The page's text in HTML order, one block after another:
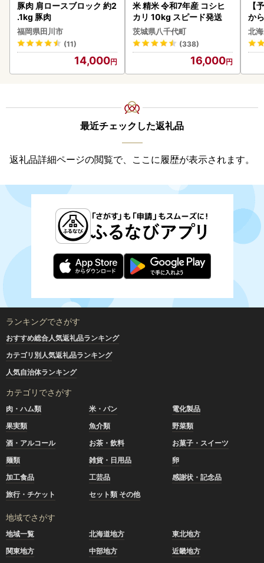
豚肉 肩ロースブロック 約2
.1kg 豚肉
福岡県田川市
(11)
14,000
米 精米 令和7年産 コシヒ
カリ 10kg スピード発送
茨城県八千代町
(338)
16,000
【
か
ら
g (
)【
北
最近チェックした返礼品
返礼品詳細ページの閲覧で、ここに履歴が表示されます。
ランキングでさがす
おすすめ総合人気返礼品ランキング
カテゴリ別人気返礼品ランキング
人気自治体ランキング
カテゴリでさがす
肉・ハム類 米・パン
電化製品
果実類
魚介類
野菜類
酒・アルコール
お茶・飲料
お菓子・スイーツ
麺類
雑貨・日用品
卵
加工食品
工芸品
感謝状・記念品
旅行・チケット
セット類 その他
地域でさがす
地域一覧 北海道地方
東北地方
関東地方
中部地方
近畿地方